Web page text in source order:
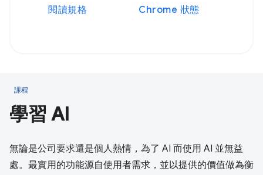
閱讀規格 Chrome 狀態
課程
學習 AI
無論是公司要求還是個人熱情，為了 AI 而使用 AI 並無益
處。最實用的功能源自使用者需求，並以提供的價值做為衡